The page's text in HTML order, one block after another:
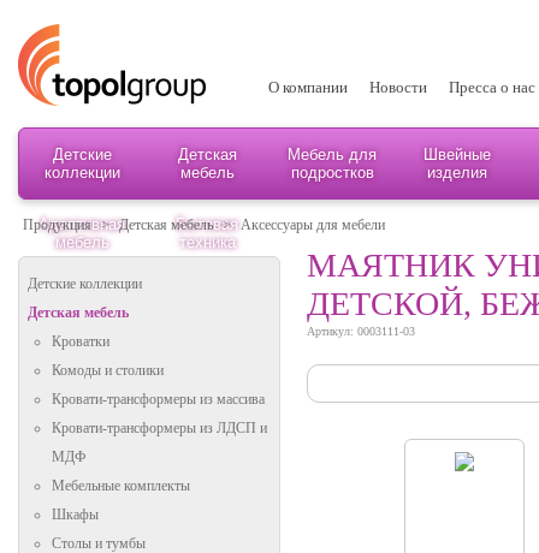
О компании Новости Пресса о нас
Детские
коллекции
Детская
мебель
Мебель для
подростков
Швейные
изделия
Адаптивная
мебель
Бытовая
техника
Продукция > Детская мебель > Аксессуары для мебели
Детские коллекции
Детская мебель
Кроватки
Комоды и столики
Кровати-трансформеры из массива
Кровати-трансформеры из ЛДСП и
МДФ
Мебельные комплекты
Шкафы
Столы и тумбы
МАЯТНИК
ДЕТСКОЙ,
Артикул: 0003111-03